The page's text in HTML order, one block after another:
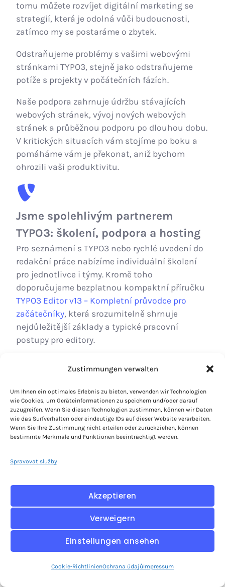
Zustimmungen verwalten
Um Ihnen ein optimales Erlebnis zu bieten, verwenden wir Technologien
wie Cookies, um Geräteinformationen zu speichern und/oder darauf
zuzugreifen. Wenn Sie diesen Technologien zustimmen, können wir Daten
wie das Surfverhalten oder eindeutige IDs auf dieser Website verarbeiten.
Wenn Sie Ihre Zustimmung nicht erteilen oder zurückziehen, können
bestimmte Merkmale und Funktionen beeinträchtigt werden.
Spravovat služby
Akzeptieren
Verweigern
Einstellungen ansehen
Cookie-RichtlinienOchrana údajůImpressum
tomu můžete rozvíjet digitální marketing se
strategií, která je odolná vůči budoucnosti,
zatímco my se postaráme o zbytek.
Odstraňujeme problémy s vašimi webovými
stránkami TYPO3, stejně jako odstraňujeme
potíže s projekty v počátečních fázích.
Naše podpora zahrnuje údržbu stávajících
webových stránek, vývoj nových webových
stránek a průběžnou podporu po dlouhou dobu.
V kritických situacích vám stojíme po boku a
pomáháme vám je překonat, aniž bychom
ohrozili vaši produktivitu.
Jsme spolehlivým partnerem
TYPO3: školení, podpora a hosting
Pro seznámení s TYPO3 nebo rychlé uvedení do
redakční práce nabízíme individuální školení
pro jednotlivce i týmy. Kromě toho
doporučujeme bezplatnou kompaktní příručku
TYPO3 Editor v13 – Kompletní průvodce pro
začátečníky, která srozumitelně shrnuje
nejdůležitější základy a typické pracovní
postupy pro editory.
infrastruktury pro naše vlastní instalace i
instalace našich zákazníků. Nejste závislí na
externích nebo nepředvídatelných
hostingových prostředích. Poskytujeme
škálovatelné virtuální nebo dedikované servery,
na kterých lze spolehlivě a mezinárodně
využití cíleně škálujeme výkon a infrastrukturu
a pomáháme předcházet zbytečným provozním
nákladům nebo následným přesunům systému.